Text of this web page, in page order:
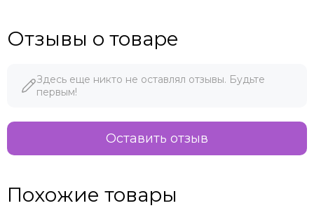
Отзывы о товаре
Здесь еще никто не оставлял отзывы. Будьте
первым!
Оставить отзыв
Похожие товары